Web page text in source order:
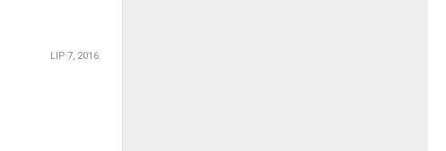
LIP 7, 2016